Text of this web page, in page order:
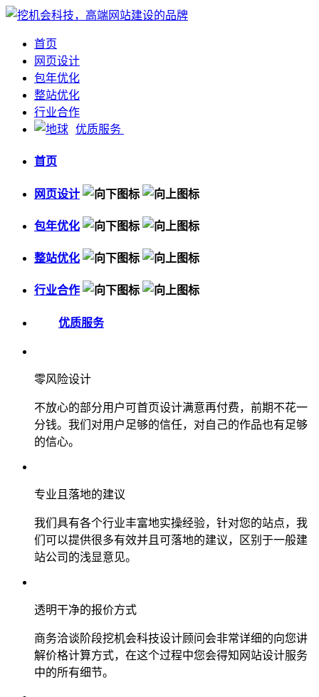
首页
网页设计
包年优化
整站优化
行业合作
优质服务
首页
网页设计
包年优化
整站优化
行业合作
优质服务
零风险设计
不放心的部分用户可首页设计满意再付费，前期不花一
分钱。我们对用户足够的信任，对自己的作品也有足够
的信心。
专业且落地的建议
我们具有各个行业丰富地实操经验，针对您的站点，我
们可以提供很多有效并且可落地的建议，区别于一般建
站公司的浅显意见。
透明干净的报价方式
商务洽谈阶段挖机会科技设计顾问会非常详细的向您讲
解价格计算方式，在这个过程中您会得知网站设计服务
中的所有细节。